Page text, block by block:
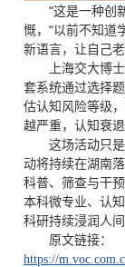
“这是一种创
慨，“以前不知道
新语言，让自己
上海交大博
套系统通过选择
估认知风险等级
越严重，认知衰
这场活动只
动将持续在湖南
科普、筛查与干
本科微专业、认
科研持续浸润人间
原文链接：
https://